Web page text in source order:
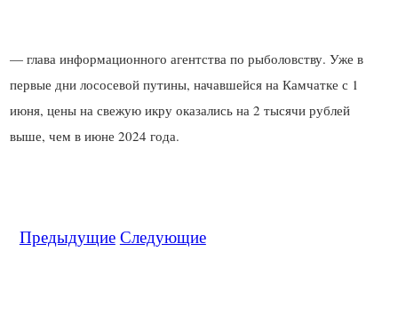
— глава информационного агентства по рыболовству. Уже в
первые дни лососевой путины, начавшейся на Камчатке с 1
июня, цены на свежую икру оказались на 2 тысячи рублей
Предыдущие Следующие